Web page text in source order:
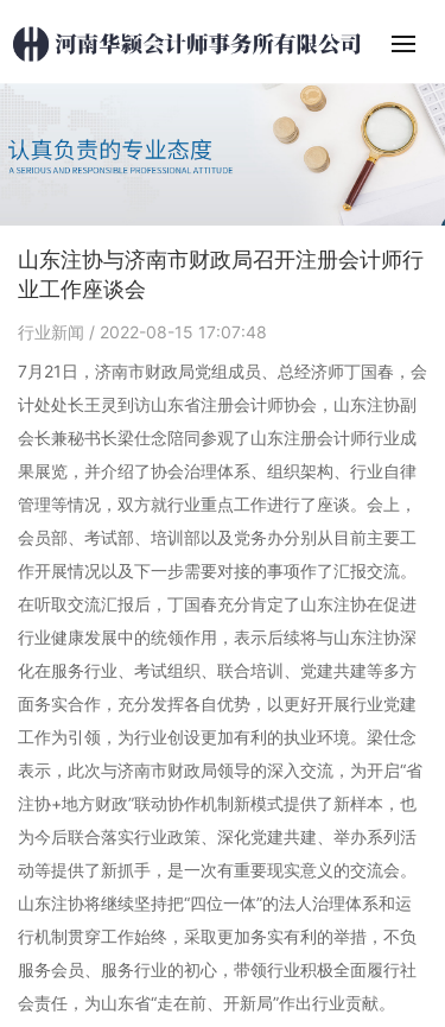
山东注协与济南市财政局召开注册会计师行
业工作座谈会
行业新闻 / 2022-08-15 17:07:48
7月21日，济南市财政局党组成员、总经济师丁国春，会
计处处长王灵到访山东省注册会计师协会，山东注协副
会长兼秘书长梁仕念陪同参观了山东注册会计师行业成
果展览，并介绍了协会治理体系、组织架构、行业自律
管理等情况，双方就行业重点工作进行了座谈。会上，
会员部、考试部、培训部以及党务办分别从目前主要工
作开展情况以及下一步需要对接的事项作了汇报交流。
在听取交流汇报后，丁国春充分肯定了山东注协在促进
行业健康发展中的统领作用，表示后续将与山东注协深
化在服务行业、考试组织、联合培训、党建共建等多方
面务实合作，充分发挥各自优势，以更好开展行业党建
工作为引领，为行业创设更加有利的执业环境。梁仕念
表示，此次与济南市财政局领导的深入交流，为开启“省
注协+地方财政”联动协作机制新模式提供了新样本，也
为今后联合落实行业政策、深化党建共建、举办系列活
动等提供了新抓手，是一次有重要现实意义的交流会。
山东注协将继续坚持把“四位一体”的法人治理体系和运
行机制贯穿工作始终，采取更加务实有利的举措，不负
服务会员、服务行业的初心，带领行业积极全面履行社
会责任，为山东省“走在前、开新局”作出行业贡献。